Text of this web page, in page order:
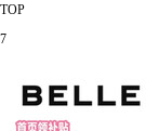
TOP
7